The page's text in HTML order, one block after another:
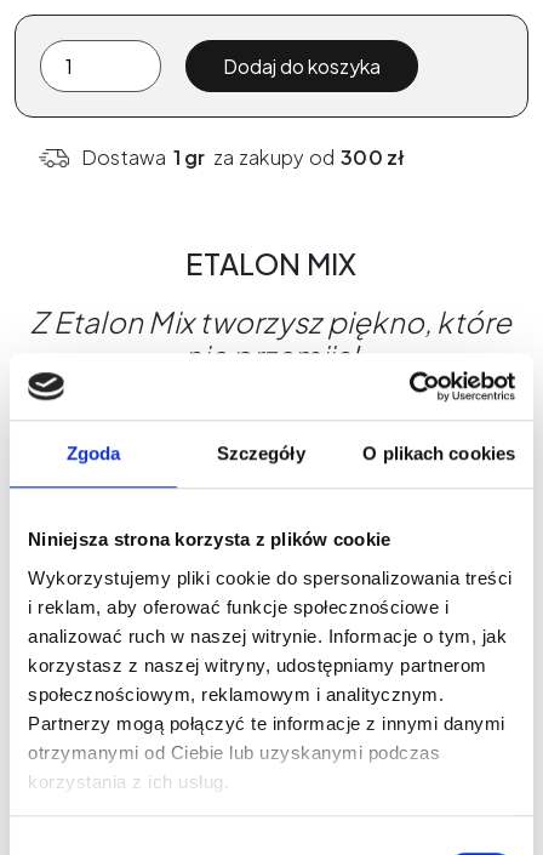
Zgoda Szczegóły O plikach cookies
Niniejsza strona korzysta z plików cookie
Wykorzystujemy pliki cookie do spersonalizowania treści
i reklam, aby oferować funkcje społecznościowe i
analizować ruch w naszej witrynie. Informacje o tym, jak
korzystasz z naszej witryny, udostępniamy partnerom
społecznościowym, reklamowym i analitycznym.
Partnerzy mogą połączyć te informacje z innymi danymi
otrzymanymi od Ciebie lub uzyskanymi podczas
korzystania z ich usług.
ilość
Pigment
PMU
Etalon
5
ml
Dodaj do koszyka
Dostawa 1 gr za zakupy od 300 zł
ETALON MIX
Z Etalon Mix tworzysz piękno, które
nie przemija!
pigmentów do makijażu permanentnego. Pigmenty
mieszania odcieni. Ich formuła została opracowana
z myślą o maksymalnym komforcie pracy i
satysfakcji klientek. Etalon Mix spełnia wymagania
rozporządzenia REACH, co gwarantuje
bezpieczeństwo i zgodność z europejskimi
normami.